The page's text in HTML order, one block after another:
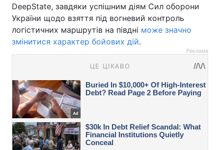
DeepState, завдяки успішним діям Сил оборони
України щодо взяття під вогневий контроль
логістичних маршрутів на півдні може значно
змінитися характер бойових дій.
Реклама